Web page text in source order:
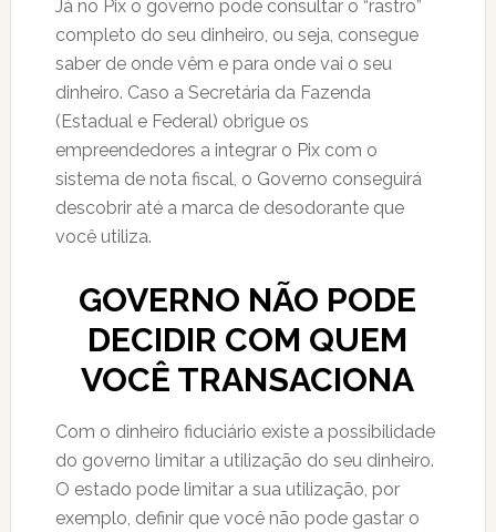
Já no Pix o governo pode consultar o “rastro”
completo do seu dinheiro, ou seja, consegue
saber de onde vêm e para onde vai o seu
dinheiro. Caso a Secretária da Fazenda
(Estadual e Federal) obrigue os
empreendedores a integrar o Pix com o
sistema de nota fiscal, o Governo conseguirá
descobrir até a marca de desodorante que
você utiliza.
GOVERNO NÃO PODE
DECIDIR COM QUEM
VOCÊ TRANSACIONA
Com o dinheiro fiduciário existe a possibilidade
do governo limitar a utilização do seu dinheiro.
O estado pode limitar a sua utilização, por
exemplo, definir que você não pode gastar o